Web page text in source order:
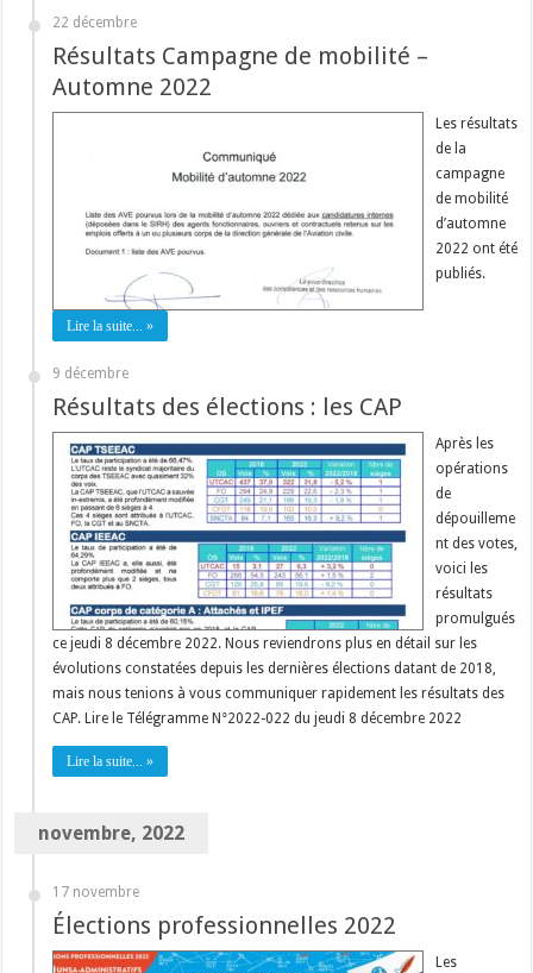
22 décembre
Résultats Campagne de mobilité –
Automne 2022
Les résultats
de la
campagne
de mobilité
d’automne
2022 ont été
publiés.
Lire la suite... »
9 décembre
Résultats des élections : les CAP
Après les
opérations
de
dépouilleme
nt des votes,
voici les
résultats
promulgués
ce jeudi 8 décembre 2022. Nous reviendrons plus en détail sur les
évolutions constatées depuis les dernières élections datant de 2018,
mais nous tenions à vous communiquer rapidement les résultats des
CAP. Lire le Télégramme N°2022-022 du jeudi 8 décembre 2022
Lire la suite... »
novembre, 2022
17 novembre
Élections professionnelles 2022
Les